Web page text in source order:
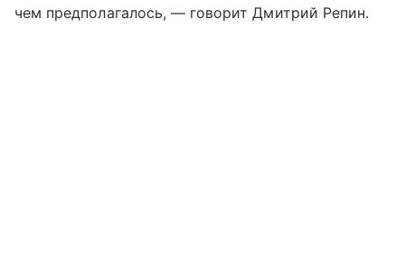
чем предполагалось, — говорит Дмитрий Репин.